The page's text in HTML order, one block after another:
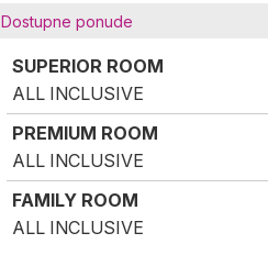
Dostupne ponude
SUPERIOR ROOM
ALL INCLUSIVE
PREMIUM ROOM
ALL INCLUSIVE
FAMILY ROOM
ALL INCLUSIVE